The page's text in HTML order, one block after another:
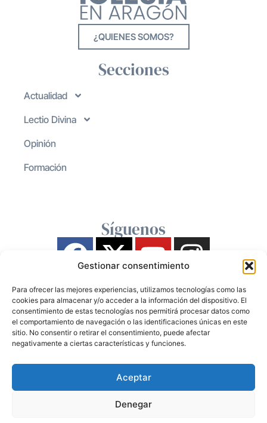
Gestionar consentimiento
Para ofrecer las mejores experiencias, utilizamos tecnologías como las
cookies para almacenar y/o acceder a la información del dispositivo. El
consentimiento de estas tecnologías nos permitirá procesar datos como
el comportamiento de navegación o las identificaciones únicas en este
sitio. No consentir o retirar el consentimiento, puede afectar
negativamente a ciertas características y funciones.
Aceptar
Denegar
¿QUIENES SOMOS?
Secciones
Actualidad
Lectio Divina
Opinión
Formación
Síguenos